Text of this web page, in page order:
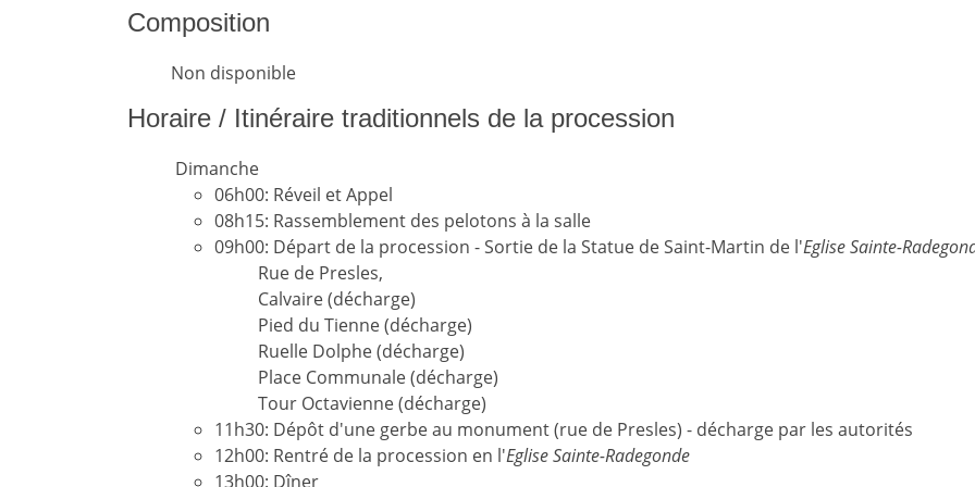
Composition
Non disponible
Horaire / Itinéraire traditionnels de la procession
Dimanche
06h00: Réveil et Appel
08h15: Rassemblement des pelotons à la salle
09h00: Départ de la procession - Sortie de la Statue de Saint-Martin de l'Eglise Sainte-
Rue de Presles,
Calvaire (décharge)
Pied du Tienne (décharge)
Ruelle Dolphe (décharge)
Place Communale (décharge)
Tour Octavienne (décharge)
11h30: Dépôt d'une gerbe au monument (rue de Presles) - décharge par les autorités
12h00: Rentré de la procession en l'Eglise Sainte-Radegonde
13h00: Dîner